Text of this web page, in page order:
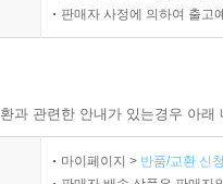
판매자 사정에 의하여 출고
과 관련한 안내가 있는경우 아
마이페이지 > 반품/교환 신